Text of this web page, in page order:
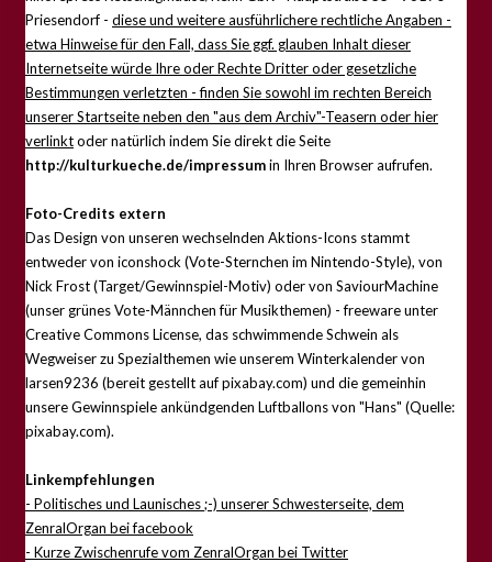
Priesendorf - diese und weitere ausführlichere rechtliche Angaben -
etwa Hinweise für den Fall, dass Sie ggf. glauben Inhalt dieser
Internetseite würde Ihre oder Rechte Dritter oder gesetzliche
Bestimmungen verletzten - finden Sie sowohl im rechten Bereich
unserer Startseite neben den "aus dem Archiv"-Teasern oder hier
verlinktoder natürlich indem Sie direkt die Seite
http://kulturkueche.de/impressumin Ihren Browser aufrufen.
Foto-Credits extern
Das Design von unseren wechselnden Aktions-Icons stammt
entweder von iconshock (Vote-Sternchen im Nintendo-Style), von
Nick Frost (Target/Gewinnspiel-Motiv) oder von SaviourMachine
(unser grünes Vote-Männchen für Musikthemen) - freeware unter
Creative Commons License, das schwimmende Schwein als
Wegweiser zu Spezialthemen wie unserem Winterkalender von
larsen9236 (bereit gestellt auf pixabay.com) und die gemeinhin
unsere Gewinnspiele ankündgenden Luftballons von "Hans" (Quelle:
pixabay.com).
Linkempfehlungen
- Politisches und Launisches ;-) unserer Schwesterseite, dem
ZenralOrgan bei facebook
- Kurze Zwischenrufe vom ZenralOrgan bei Twitter